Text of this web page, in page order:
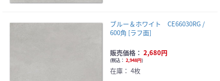
ブルー＆ホワイト CE66030RG /
600角 [ラフ面]
販売価格： 2,680円
(税込： 2,948円)
在庫： 4枚